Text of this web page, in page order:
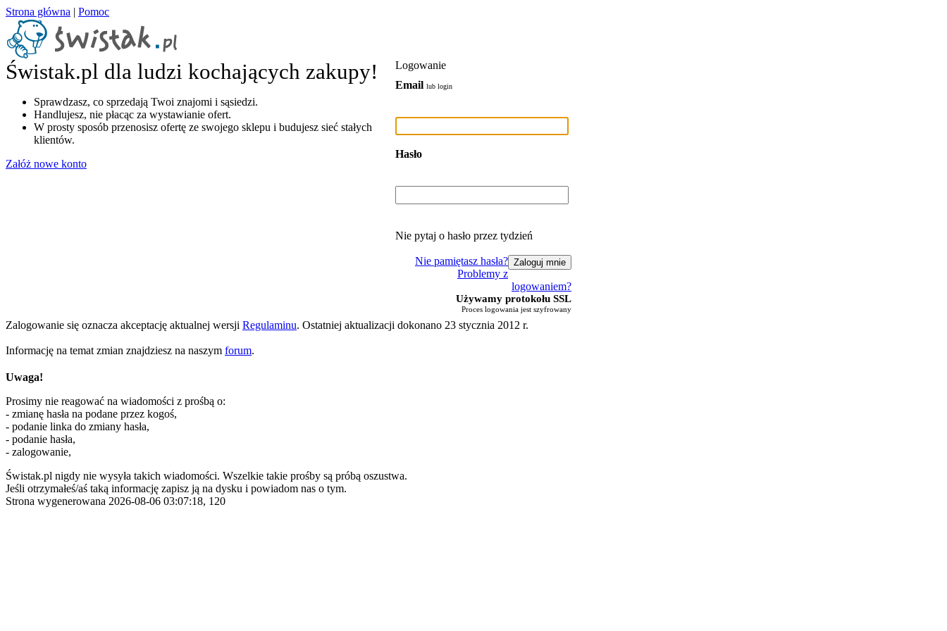
Strona główna | Pomoc
Świstak.pl dla ludzi kochających zakupy!
Sprawdzasz, co sprzedają Twoi znajomi i sąsiedzi.
Handlujesz, nie płacąc za wystawianie ofert.
W prosty sposób przenosisz ofertę ze swojego sklepu i budujesz sieć stałych
klientów.
Załóż nowe konto
Logowanie
Email lub login
Hasło
Nie pytaj o hasło przez tydzień
Nie pamiętasz hasła?
Problemy z
logowaniem?
Używamy protokołu SSL
Proces logowania jest szyfrowany
Zalogowanie się oznacza akceptację aktualnej wersji Regulaminu. Ostatniej aktualizacji dokonano 23 stycznia 2012 r.
Informację na temat zmian znajdziesz na naszym forum.
Uwaga!
Prosimy nie reagować na wiadomości z prośbą o:
- zmianę hasła na podane przez kogoś,
- podanie linka do zmiany hasła,
- podanie hasła,
- zalogowanie,
Świstak.pl nigdy nie wysyła takich wiadomości. Wszelkie takie prośby są próbą oszustwa.
Jeśli otrzymałeś/aś taką informację zapisz ją na dysku i powiadom nas o tym.
Strona wygenerowana 2026-08-06 03:07:18, 120